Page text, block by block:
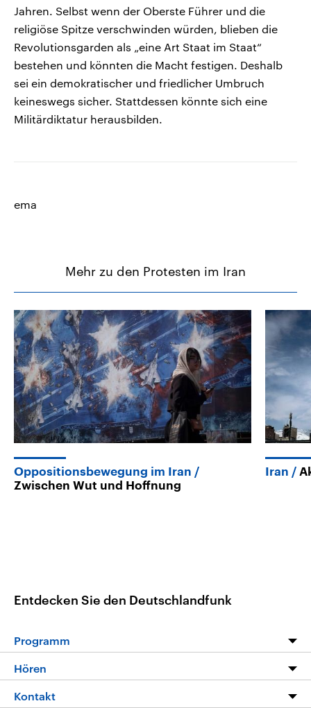
Jahren. Selbst wenn der Oberste Führer und die
religiöse Spitze verschwinden würden, blieben die
Revolutionsgarden als „eine Art Staat im Staat“
bestehen und könnten die Macht festigen. Deshalb
sei ein demokratischer und friedlicher Umbruch
keineswegs sicher. Stattdessen könnte sich eine
Militärdiktatur herausbilden.
ema
Mehr zu den Protesten im Iran
Oppositionsbewegung im Iran
Zwischen Wut und Hoffnung
Iran
Entdecken Sie den Deutschlandfunk
Programm
Hören
Livestream
Kontakt